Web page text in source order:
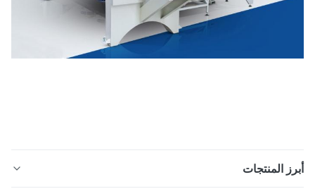
المنتجات